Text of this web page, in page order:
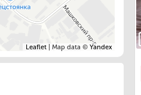
Leaflet | Map data © Yandex